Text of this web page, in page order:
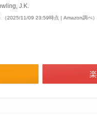
J.K.
（2025/11/09 23:59時点 | Amazon調べ）